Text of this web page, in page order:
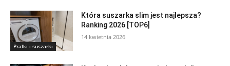
Pralki i suszarki
Która suszarka slim jest najlepsza?
Ranking 2026 [TOP6]
14 kwietnia 2026